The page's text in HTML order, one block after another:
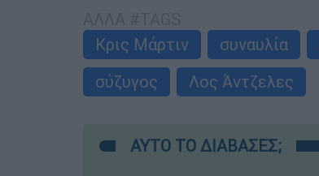
Κρις Μάρτιν
συναυλία
σύζυγος
Λος Άντζελες
ΑΥΤΟ ΤΟ ΔΙΑΒΑΣΕΣ;